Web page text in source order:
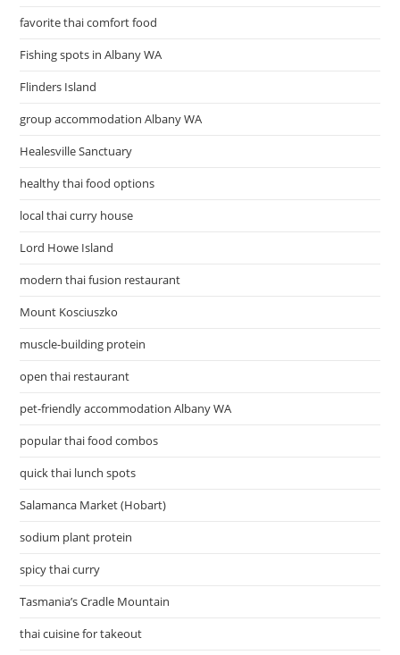
favorite thai comfort food
Fishing spots in Albany WA
Flinders Island
group accommodation Albany WA
Healesville Sanctuary
healthy thai food options
local thai curry house
Lord Howe Island
modern thai fusion restaurant
Mount Kosciuszko
muscle-building protein
open thai restaurant
pet-friendly accommodation Albany WA
popular thai food combos
quick thai lunch spots
Salamanca Market (Hobart)
sodium plant protein
spicy thai curry
Tasmania’s Cradle Mountain
thai cuisine for takeout